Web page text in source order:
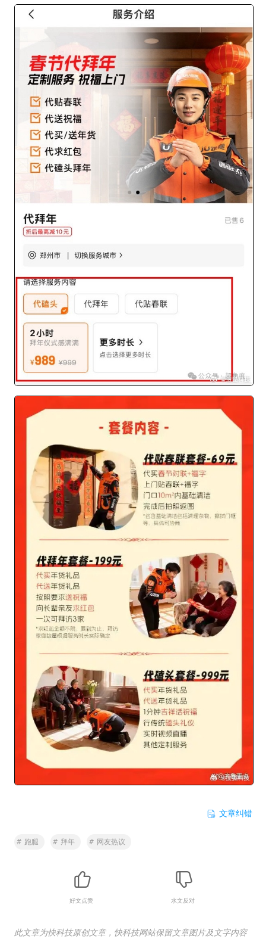
文章纠错
# 跑腿 # 拜年 # 网友热议
好文点赞 水文反对
此文章为快科技原创文章，快科技网站保留文章图片及文字内容